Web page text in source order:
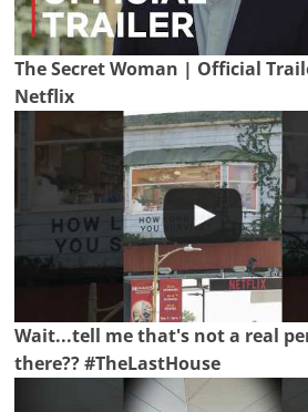
The Secret Woman | Official
Netflix
Wait...tell me that's not a real
there?? #TheLastHouse